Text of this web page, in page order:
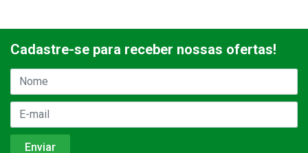
Cadastre-se para receber nossas ofertas!